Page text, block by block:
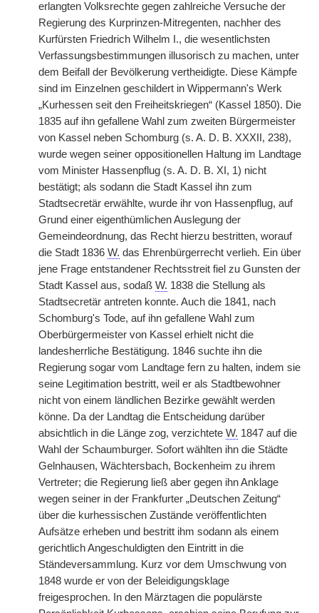
erlangten Volksrechte gegen zahlreiche Versuche der
Regierung des Kurprinzen-Mitregenten, nachher des
Kurfürsten Friedrich Wilhelm I., die wesentlichsten
Verfassungsbestimmungen illusorisch zu machen, unter
dem Beifall der Bevölkerung vertheidigte. Diese Kämpfe
sind im Einzelnen geschildert in Wippermann's Werk
„Kurhessen seit den Freiheitskriegen“ (Kassel 1850). Die
1835 auf ihn gefallene Wahl zum zweiten Bürgermeister
von Kassel neben Schomburg (s. A. D. B. XXXII, 238),
wurde wegen seiner oppositionellen Haltung im Landtage
vom Minister Hassenpflug (s. A. D. B. XI, 1) nicht
bestätigt; als sodann die Stadt Kassel ihn zum
Stadtsecretär erwählte, wurde ihr von Hassenpflug, auf
Grund einer eigenthümlichen Auslegung der
Gemeindeordnung, das Recht hierzu bestritten, worauf
die Stadt 1836 W. das Ehrenbürgerrecht verlieh. Ein über
jene Frage entstandener Rechtsstreit fiel zu Gunsten der
Stadt Kassel aus, sodaß W. 1838 die Stellung als
Stadtsecretär antreten konnte. Auch die 1841, nach
Schomburg's Tode, auf ihn gefallene Wahl zum
Oberbürgermeister von Kassel erhielt nicht die
landesherrliche Bestätigung. 1846 suchte ihn die
Regierung sogar vom Landtage fern zu halten, indem sie
seine Legitimation bestritt, weil er als Stadtbewohner
nicht von einem ländlichen Bezirke gewählt werden
könne. Da der Landtag die Entscheidung darüber
absichtlich in die Länge zog, verzichtete W. 1847 auf die
Wahl der Schaumburger. Sofort wählten ihn die Städte
Gelnhausen, Wächtersbach, Bockenheim zu ihrem
Vertreter; die Regierung ließ aber gegen ihn Anklage
wegen seiner in der Frankfurter „Deutschen Zeitung“
über die kurhessischen Zustände veröffentlichten
Aufsätze erheben und bestritt ihm sodann als einem
gerichtlich Angeschuldigten den Eintritt in die
Ständeversammlung. Kurz vor dem Umschwung von
1848 wurde er von der Beleidigungsklage
freigesprochen. In den Märztagen die populärste